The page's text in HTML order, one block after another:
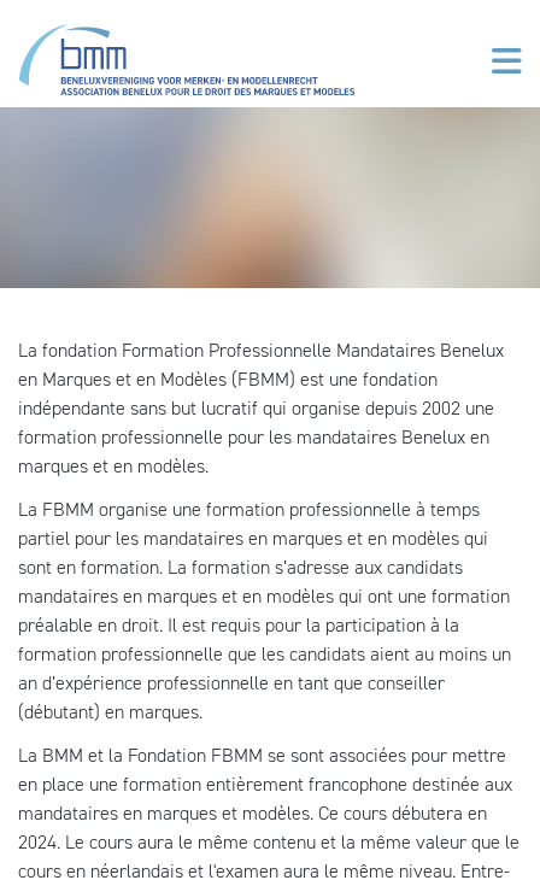
La fondation Formation Professionnelle Mandataires Benelux
en Marques et en Modèles (FBMM) est une fondation
indépendante sans but lucratif qui organise depuis 2002 une
formation professionnelle pour les mandataires Benelux en
marques et en modèles.
La FBMM organise une formation professionnelle à temps
partiel pour les mandataires en marques et en modèles qui
sont en formation. La formation s’adresse aux candidats
mandataires en marques et en modèles qui ont une formation
préalable en droit. Il est requis pour la participation à la
formation professionnelle que les candidats aient au moins un
an d’expérience professionnelle en tant que conseiller
(débutant) en marques.
La BMM et la Fondation FBMM se sont associées pour mettre
en place une formation entièrement francophone destinée aux
mandataires en marques et modèles. Ce cours débutera en
2024. Le cours aura le même contenu et la même valeur que le
cours en néerlandais et l'examen aura le même niveau. Entre-